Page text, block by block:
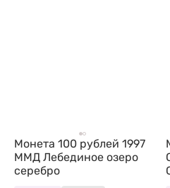
Монета 100 рублей 1997
ММД Лебединое озеро
серебро